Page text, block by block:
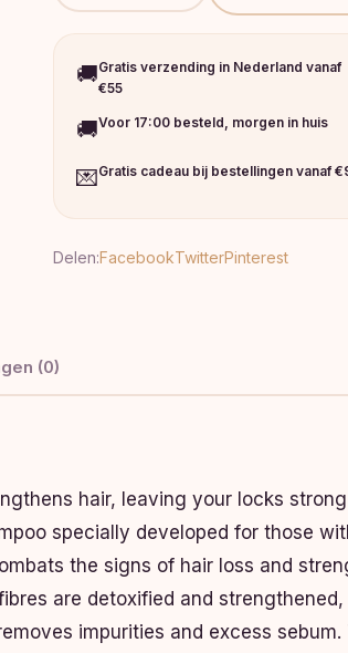
🚚Gratis verzending in Nederland vanaf
€55
🚚Voor 17:00 besteld, morgen in huis
💌Gratis cadeau bij bestellingen vanaf
Delen:FacebookTwitterPinterest
(0)
hair, leaving your locks
specially developed for those
the signs of hair loss and
are detoxified and
impurities and excess